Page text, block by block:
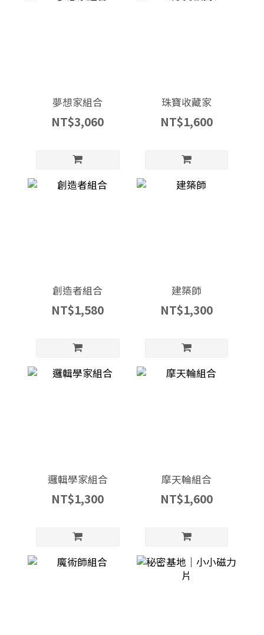
夢想家組合
NT$3,060
珠寶收藏家
NT$1,600
創造者組合
NT$1,580
建築師
NT$1,300
邏輯學家組合
NT$1,300
摩天輪組合
NT$1,600